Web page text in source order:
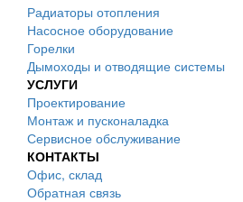
Радиаторы отопления
Насосное оборудование
Горелки
Дымоходы и отводящие системы
УСЛУГИ
Проектирование
Монтаж и пусконаладка
Сервисное обслуживание
КОНТАКТЫ
Офис, склад
Обратная связь